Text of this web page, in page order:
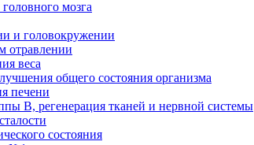
мозга
и головокружении
отравлении
веса
общего состояния организма
печени
В, регенерация тканей и нервной системы
состояния